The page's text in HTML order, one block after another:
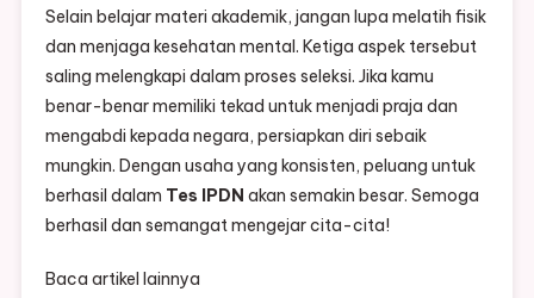
Selain belajar materi akademik, jangan lupa melatih fisik
dan menjaga kesehatan mental. Ketiga aspek tersebut
saling melengkapi dalam proses seleksi. Jika kamu
benar-benar memiliki tekad untuk menjadi praja dan
mengabdi kepada negara, persiapkan diri sebaik
mungkin. Dengan usaha yang konsisten, peluang untuk
berhasil dalam Tes IPDN akan semakin besar. Semoga
berhasil dan semangat mengejar cita-cita!
Baca artikel lainnya